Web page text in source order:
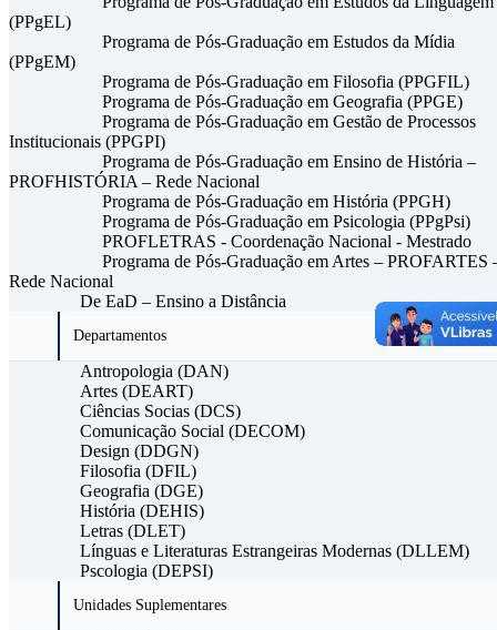
(PPgEL)
Programa de Pós-Graduação em Estudos da Mídia
(PPgEM)
Programa de Pós-Graduação em Filosofia (PPGFIL)
Programa de Pós-Graduação em Geografia (PPGE)
Programa de Pós-Graduação em Gestão de Processos
Institucionais (PPGPI)
Programa de Pós-Graduação em Ensino de História –
PROFHISTÓRIA – Rede Nacional
Programa de Pós-Graduação em História (PPGH)
Programa de Pós-Graduação em Psicologia (PPgPsi)
PROFLETRAS - Coordenação Nacional - Mestrado
Programa de Pós-Graduação em Artes – PROFARTES
Rede Nacional
De EaD – Ensino a Distância
Departamentos
Antropologia (DAN)
Artes (DEART)
Ciências Socias (DCS)
Comunicação Social (DECOM)
Design (DDGN)
Filosofia (DFIL)
Geografia (DGE)
História (DEHIS)
Letras (DLET)
Línguas e Literaturas Estrangeiras Modernas (DLLEM)
Pscologia (DEPSI)
Unidades Suplementares